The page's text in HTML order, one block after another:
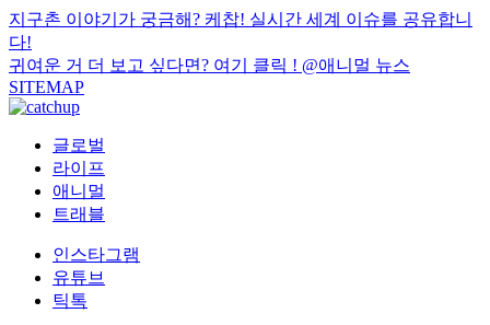
지구촌 이야기가 궁금해? 케찹! 실시간 세계 이슈를 공유합니
다!
귀여운 거 더 보고 싶다면? 여기 클릭 ! @애니멀 뉴스
SITEMAP
글로벌
라이프
애니멀
트래블
인스타그램
유튜브
틱톡